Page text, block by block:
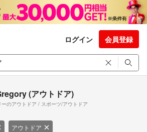
ログイン 会員登録
(アウトドア)
ーのアウトドア / スポーツ/アウトドア
アウトドア